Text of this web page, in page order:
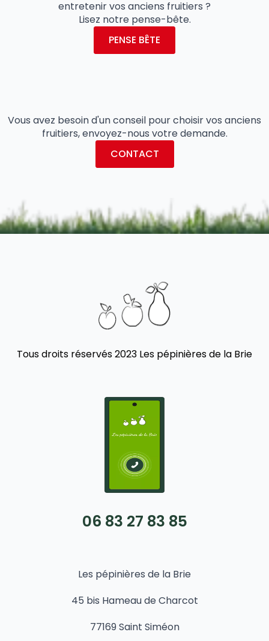
entretenir vos anciens fruitiers ?
Lisez notre pense-bête.
PENSE BÊTE
Vous avez besoin d'un conseil pour choisir vos anciens
fruitiers, envoyez-nous votre demande.
CONTACT
Tous droits réservés 2023 Les pépinières de la Brie
06 83 27 83 85
Les pépinières de la Brie
45 bis Hameau de Charcot
77169 Saint Siméon